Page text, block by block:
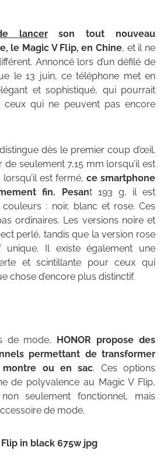
lancerson tout nouveau
le Magic V Flip, en Chine, et il ne
Annoncé lors d’un défilé de
le 13 juin, ce téléphone met en
et sophistiqué, qui pourrait
ceux qui ne peuvent pas encore
dès le premier coup d’œil.
de seulement 7,15 mm lorsqu’il est
est fermé, ce smartphone
fin. Pesant 193 g, il est
: noir, blanc et rose. Ces
ordinaires. Les versions noire et
perlé, tandis que la version rose
unique. Il existe également une
et scintillante pour ceux qui
chose d’encore plus distinctif.
de mode,
HONOR propose des
permettant de transformer
ou en sac. Ces options
de polyvalence au Magic V Flip,
non seulement fonctionnel, mais
de mode.